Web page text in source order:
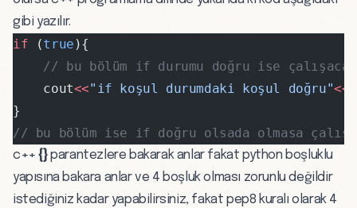
gibi yazılır.
if (true ){
// bu bölüm if durumu doğru ise
    cout
<<"if koşul durumdaki koşul doğru"<<
}
// bu bölüm ise if doğru olsada olmasa
c++{}parantezlere bakarak anlar fakat python boşluklu
yapısına bakara anlar ve 4 boşluk olması zorunlu değildir
istediğiniz kadar yapabilirsiniz, fakat pep8 kuralı olarak 4